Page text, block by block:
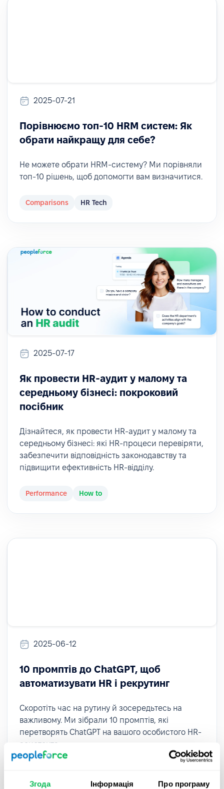
Згода Інформація Про програму
2025-07-21
Порівнюємо топ-10 HRM систем: Як
обрати найкращу для себе?
Не можете обрати HRM-систему? Ми порівняли
топ-10 рішень, щоб допомогти вам визначитися.
Comparisons HR Tech
2025-07-17
Як провести HR-аудит у малому та
середньому бізнесі: покроковий
посібник
Дізнайтеся, як провести HR-аудит у малому та
середньому бізнесі: які HR-процеси перевіряти,
забезпечити відповідність законодавству та
підвищити ефективність HR-відділу.
Performance How to
2025-06-12
10 промптів до ChatGPT, щоб
автоматизувати HR і рекрутинг
Скоротіть час на рутину й зосередьтесь на
важливому. Ми зібрали 10 промптів, які
перетворять ChatGPT на вашого особистого HR-
асистента.